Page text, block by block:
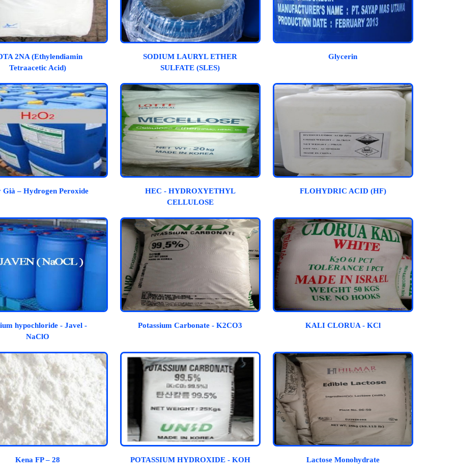
2NA (Ethylendiamin
Tetraacetic Acid)
SODIUM LAURYL ETHER
SULFATE (SLES)
Glycerin
Già – Hydrogen Peroxide
HEC - HYDROXYETHYL
CELLULOSE
FLOHYDRIC ACID (HF)
hypochloride - Javel -
NaClO
Potassium Carbonate - K2CO3 KALI CLORUA - KCl
Kena FP – 28 POTASSIUM HYDROXIDE - KOH Lactose Monohydrate